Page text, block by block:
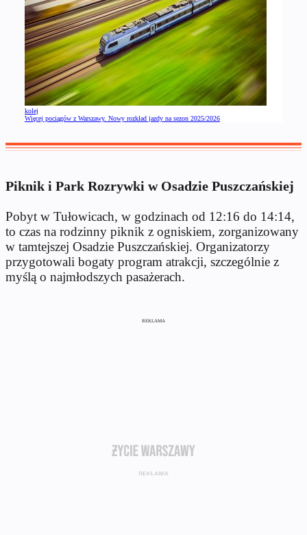
kolej
Więcej pociągów z Warszawy. Nowy rozkład jazdy na sezon 2025/2026
Piknik i Park Rozrywki w Osadzie Puszczańskiej
Pobyt w Tułowicach, w godzinach od 12:16 do 14:14,
to czas na rodzinny piknik z ogniskiem, zorganizowany
w tamtejszej Osadzie Puszczańskiej. Organizatorzy
przygotowali bogaty program atrakcji, szczególnie z
myślą o najmłodszych pasażerach.
REKLAMA